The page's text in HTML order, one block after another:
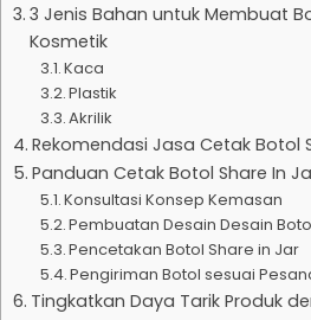
3 Jenis Bahan untuk Membuat
Kosmetik
Kaca
Plastik
Akrilik
Rekomendasi Jasa Cetak Botol
Panduan Cetak Botol Share In
Konsultasi Konsep Kemasan
Pembuatan Desain Desain
Pencetakan Botol Share in Jar
Pengiriman Botol sesuai
Tingkatkan Daya Tarik Produk